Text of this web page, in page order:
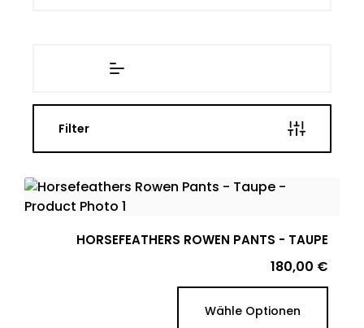
Filter
HORSEFEATHERS ROWEN PANTS - TAUPE
Preis
180,00 €
Wähle Optionen